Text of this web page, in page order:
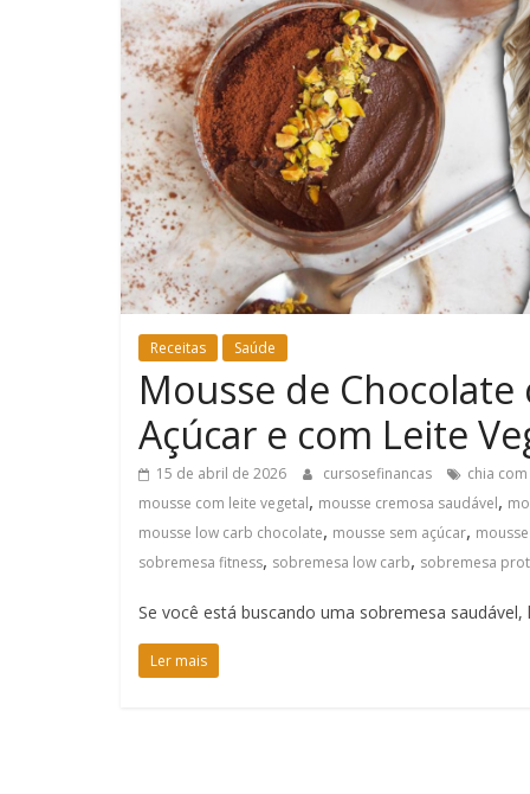
Receitas Saúde
Mousse de Chocolate
Açúcar e com Leite
15 de abril de 2026 cursosefinancas chia
mousse com leite vegetal, mousse cremosa saudável,
mousse low carb chocolate, mousse sem açúcar,
sobremesa fitness, sobremesa low carb, sobremesa
Se você está buscando uma sobremesa
Ler mais